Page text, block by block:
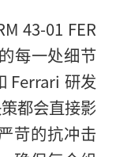
43-01 FER
每一处细节
Ferrari 研发
都会直接影
苛的抗冲击